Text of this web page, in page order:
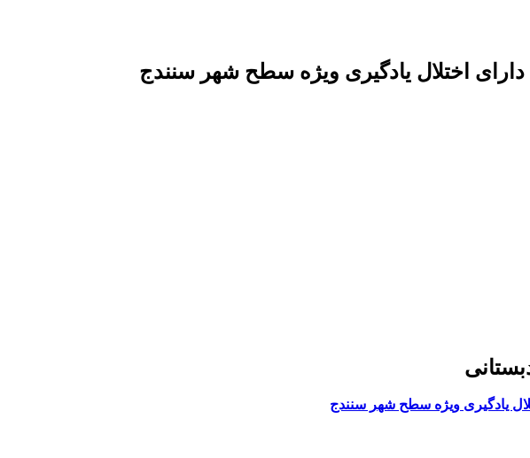
اختلال یادگیری ویژه سطح شهر سنندج
یادگیری ویژه سطح شهر سنندج